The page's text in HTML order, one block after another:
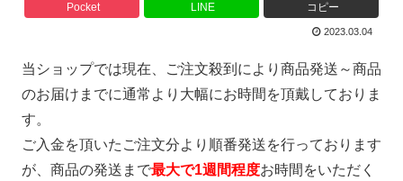
Pocket LINE コピー
2023.03.04
当ショップでは現在、ご注文殺到により商品発送～商品
のお届けまでに通常より大幅にお時間を頂戴しておりま
す。
ご入金を頂いたご注文分より順番発送を行っております
が、商品の発送まで最大で1週間程度お時間をいただく